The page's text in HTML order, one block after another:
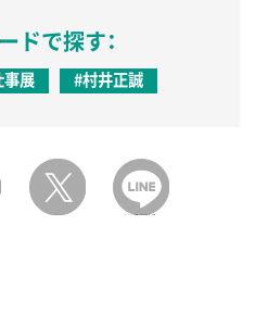
ドで探す：
事展 #村井正誠
twitter LINEで送る